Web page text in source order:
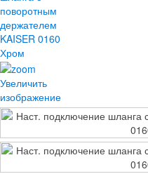
Увеличить
изображение